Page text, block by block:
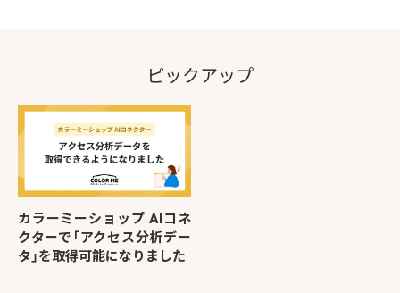
ピックアップ
カラーミーショップ AIコネ
クターで「アクセス分析デー
タ」を取得可能になりました